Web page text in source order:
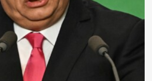
gyalázták a VIP-
ülő Gáspár
a...